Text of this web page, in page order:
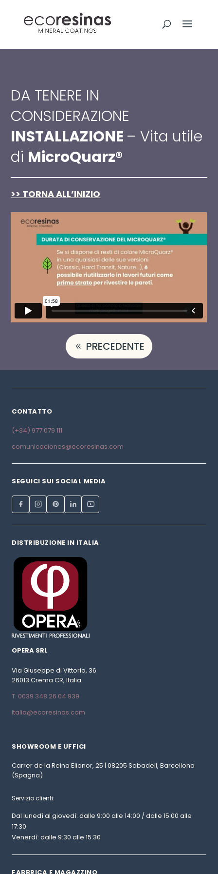
DA TENERE IN
CONSIDERAZIONE
INSTALLAZIONE – Vita utile
di MicroQuarz®
>> TORNA ALL’INIZIO
PRECEDENTE
CONTATTO
(+34) 977 079 111
comunicaciones@ecoresinas.com
SEGUICI SUI SOCIAL MEDIA
DISTRIBUZIONE IN ITALIA
OPERA SRL
Via Giuseppe di Vittorio, 36
26013 Crema CR, Italia
T. 0039 348 26 04 939
italia@ecoresinas.com
SHOWROOM E UFFICI
Carrer de la Reina Elionor, 25 | 08205 Sabadell, Barcellona
(Spagna)
Servizio clienti:
Dal lunedì al giovedì: dalle 9:00 alle 14:00 / dalle 15:00 alle
17:30
Venerdì: dalle 9:30 alle 15:30